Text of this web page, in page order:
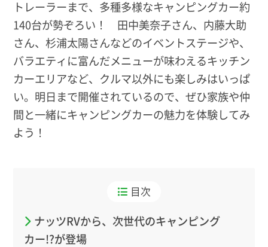
トレーラーまで、多種多様なキャンピングカー約
140台が勢ぞろい！ 田中美奈子さん、内藤大助
さん、杉浦太陽さんなどのイベントステージや、
バラエティに富んだメニューが味わえるキッチン
カーエリアなど、クルマ以外にも楽しみはいっぱ
い。明日まで開催されているので、ぜひ家族や仲
間と一緒にキャンピングカーの魅力を体験してみ
よう！
目次
ナッツRVから、次世代のキャンピング
カー!?が登場